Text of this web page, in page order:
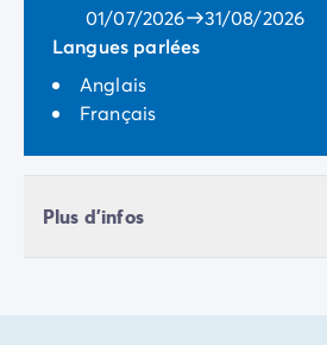
01/07/2026
31/08/2026
Langues parlées
Anglais
Français
Plus d'infos